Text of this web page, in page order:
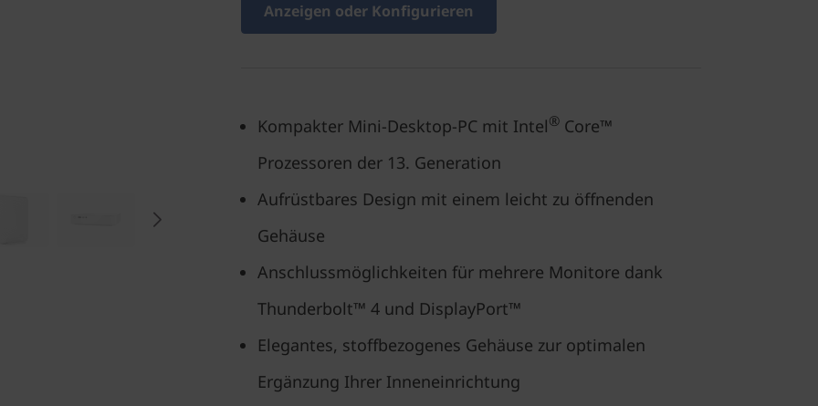
Anzeigen oder Konfigurieren
Kompakter Mini-Desktop-PC mit Intel® Core™
Prozessoren der 13. Generation
Aufrüstbares Design mit einem leicht zu öffnenden
Gehäuse
Anschlussmöglichkeiten für mehrere Monitore dank
Thunderbolt™ 4 und DisplayPort™
Elegantes, stoffbezogenes Gehäuse zur optimalen
Ergänzung Ihrer Inneneinrichtung